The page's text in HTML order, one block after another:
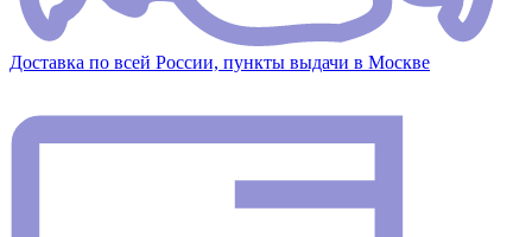
Доставка по всей России, пункты выдачи в Москве